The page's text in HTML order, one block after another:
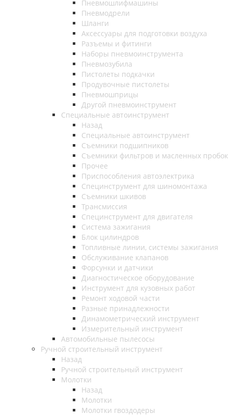
Пневмошлифмашины
Пневмодрели
Шланги
Аксессуары для подготовки воздуха
Разъемы и фитинги
Наборы пневмоинструмента
Пневмозубила
Пистолеты подкачки
Продувочные пистолеты
Пневмошприцы
Другой пневмоинструмент
Специальные автоинструмент
Назад
Специальные автоинструмент
Съемники подшипников
Съемники фильтров и масленных пробок
Прочее
Приспособления автоэлектрика
Специнструмент для шиномонтажа
Съемники шкивов
Трансмиссия
Специнструмент для двигателя
Система зажигания
Блок цилиндров
Топливные линии, системы зажигания
Обслуживание клапанов
Форсунки и датчики
Диагностическое оборудование
Инструмент для кузовных работ
Ремонт ходовой части
Разные принадлежности
Динамометрический инструмент
Измерительный инструмент
Автомобильные пылесосы
Ручной строительный инструмент
Назад
Ручной строительный инструмент
Молотки
Назад
Молотки
Молотки гвоздодеры